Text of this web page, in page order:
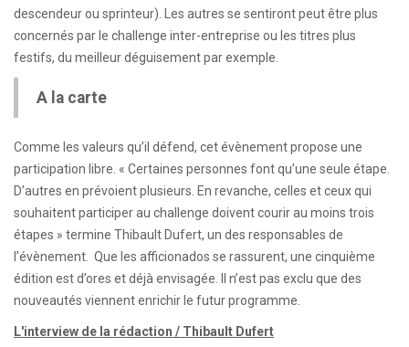
descendeur ou sprinteur). Les autres se sentiront peut être plus
concernés par le challenge inter-entreprise ou les titres plus
festifs, du meilleur déguisement par exemple.
A la carte
Comme les valeurs qu’il défend, cet évènement propose une
participation libre. « Certaines personnes font qu’une seule étape.
D’autres en prévoient plusieurs. En revanche, celles et ceux qui
souhaitent participer au challenge doivent courir au moins trois
étapes » termine Thibault Dufert, un des responsables de
l’évènement. Que les afficionados se rassurent, une cinquième
édition est d’ores et déjà envisagée. Il n’est pas exclu que des
nouveautés viennent enrichir le futur programme.
L'interview de la rédaction / Thibault Dufert